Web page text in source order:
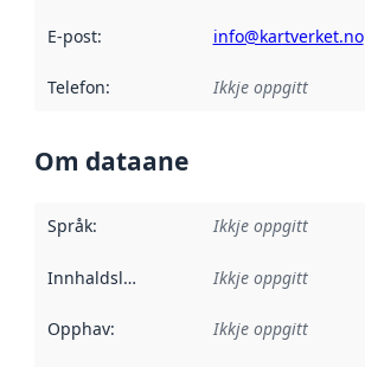
E-post: info@kartverket.no
Telefon: Ikkje oppgitt
Om dataane
Språk: Ikkje oppgitt
Innhaldsleverandørar :
Ikkje oppgitt
Opphav: Ikkje oppgitt